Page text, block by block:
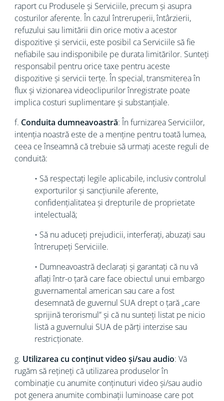
raport cu Produsele și Serviciile, precum şi asupra
costurilor aferente. În cazul întreruperii, întârzierii,
refuzului sau limitării din orice motiv a acestor
dispozitive și servicii, este posibil ca Serviciile să fie
nefiabile sau indisponibile pe durata limitărilor. Sunteți
responsabil pentru orice taxe pentru aceste
dispozitive și servicii terțe. În special, transmiterea în
flux și vizionarea videoclipurilor înregistrate poate
implica costuri suplimentare și substanțiale.
f. Conduita dumneavoastră: În furnizarea Serviciilor,
intenția noastră este de a menține pentru toată lumea,
ceea ce înseamnă că trebuie să urmați aceste reguli de
conduită:
• Să respectați legile aplicabile, inclusiv controlul
exporturilor și sancțiunile aferente,
confidențialitatea și drepturile de proprietate
intelectuală;
• Să nu aduceți prejudicii, interferați, abuzați sau
întrerupeți Serviciile.
• Dumneavoastră declarați și garantați că nu vă
aflați într-o țară care face obiectul unui embargo
guvernamental american sau care a fost
desemnată de guvernul SUA drept o țară „care
sprijină terorismul” și că nu sunteți listat pe nicio
listă a guvernului SUA de părți interzise sau
restricționate.
g. Utilizarea cu conținut video și/sau audio: Vă
rugăm să rețineți că utilizarea produselor în
combinație cu anumite conținuturi video și/sau audio
pot genera anumite combinații luminoase care pot